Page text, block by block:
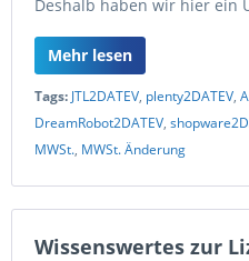
Deshalb haben wir hier ein
Mehr lesen
Tags: JTL2DATEV, plenty2DATEV,
DreamRobot2DATEV,
MWSt., MWSt. Änderung
Wissenswertes zur